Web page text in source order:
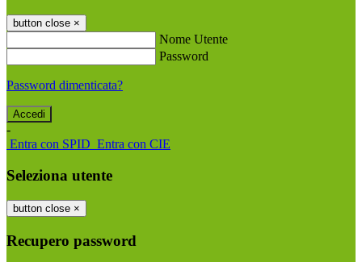
button close ×
Nome Utente
Password
Password dimenticata?
-
Entra con SPID Entra con CIE
Seleziona utente
button close ×
Recupero password